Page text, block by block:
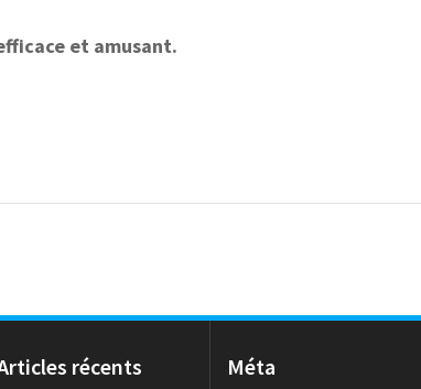
et amusant.
récents Méta